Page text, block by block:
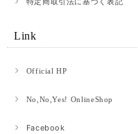
プレゼント用に購入させて頂き
Link
Official HP
No,No,Yes! OnlineShop
Facebook